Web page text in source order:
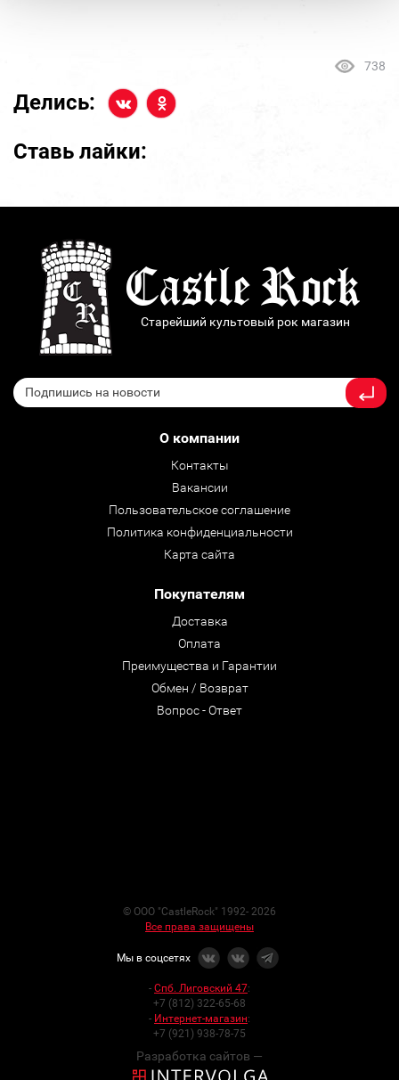
738
Делись:
Ставь лайки:
Старейший культовый рок магазин
О компании
Контакты
Вакансии
Пользовательское соглашение
Политика конфиденциальности
Карта сайта
Покупателям
Доставка
Оплата
Преимущества и Гарантии
Обмен / Возврат
Вопрос - Ответ
© ООО "CastleRock" 1992- 2026
Все права защищены
Мы в соцсетях
- Спб. Лиговский 47:
+7 (812) 322-65-68
- Интернет-магазин:
+7 (921) 938-78-75
Разработка сайтов —